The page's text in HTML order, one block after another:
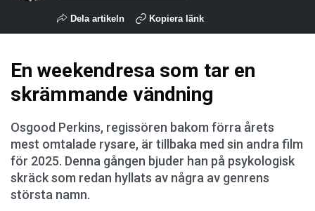
Dela artikeln Kopiera länk
En weekendresa som tar en
skrämmande vändning
Osgood Perkins, regissören bakom förra årets
mest omtalade rysare, är tillbaka med sin andra film
för 2025. Denna gången bjuder han på psykologisk
skräck som redan hyllats av några av genrens
största namn.